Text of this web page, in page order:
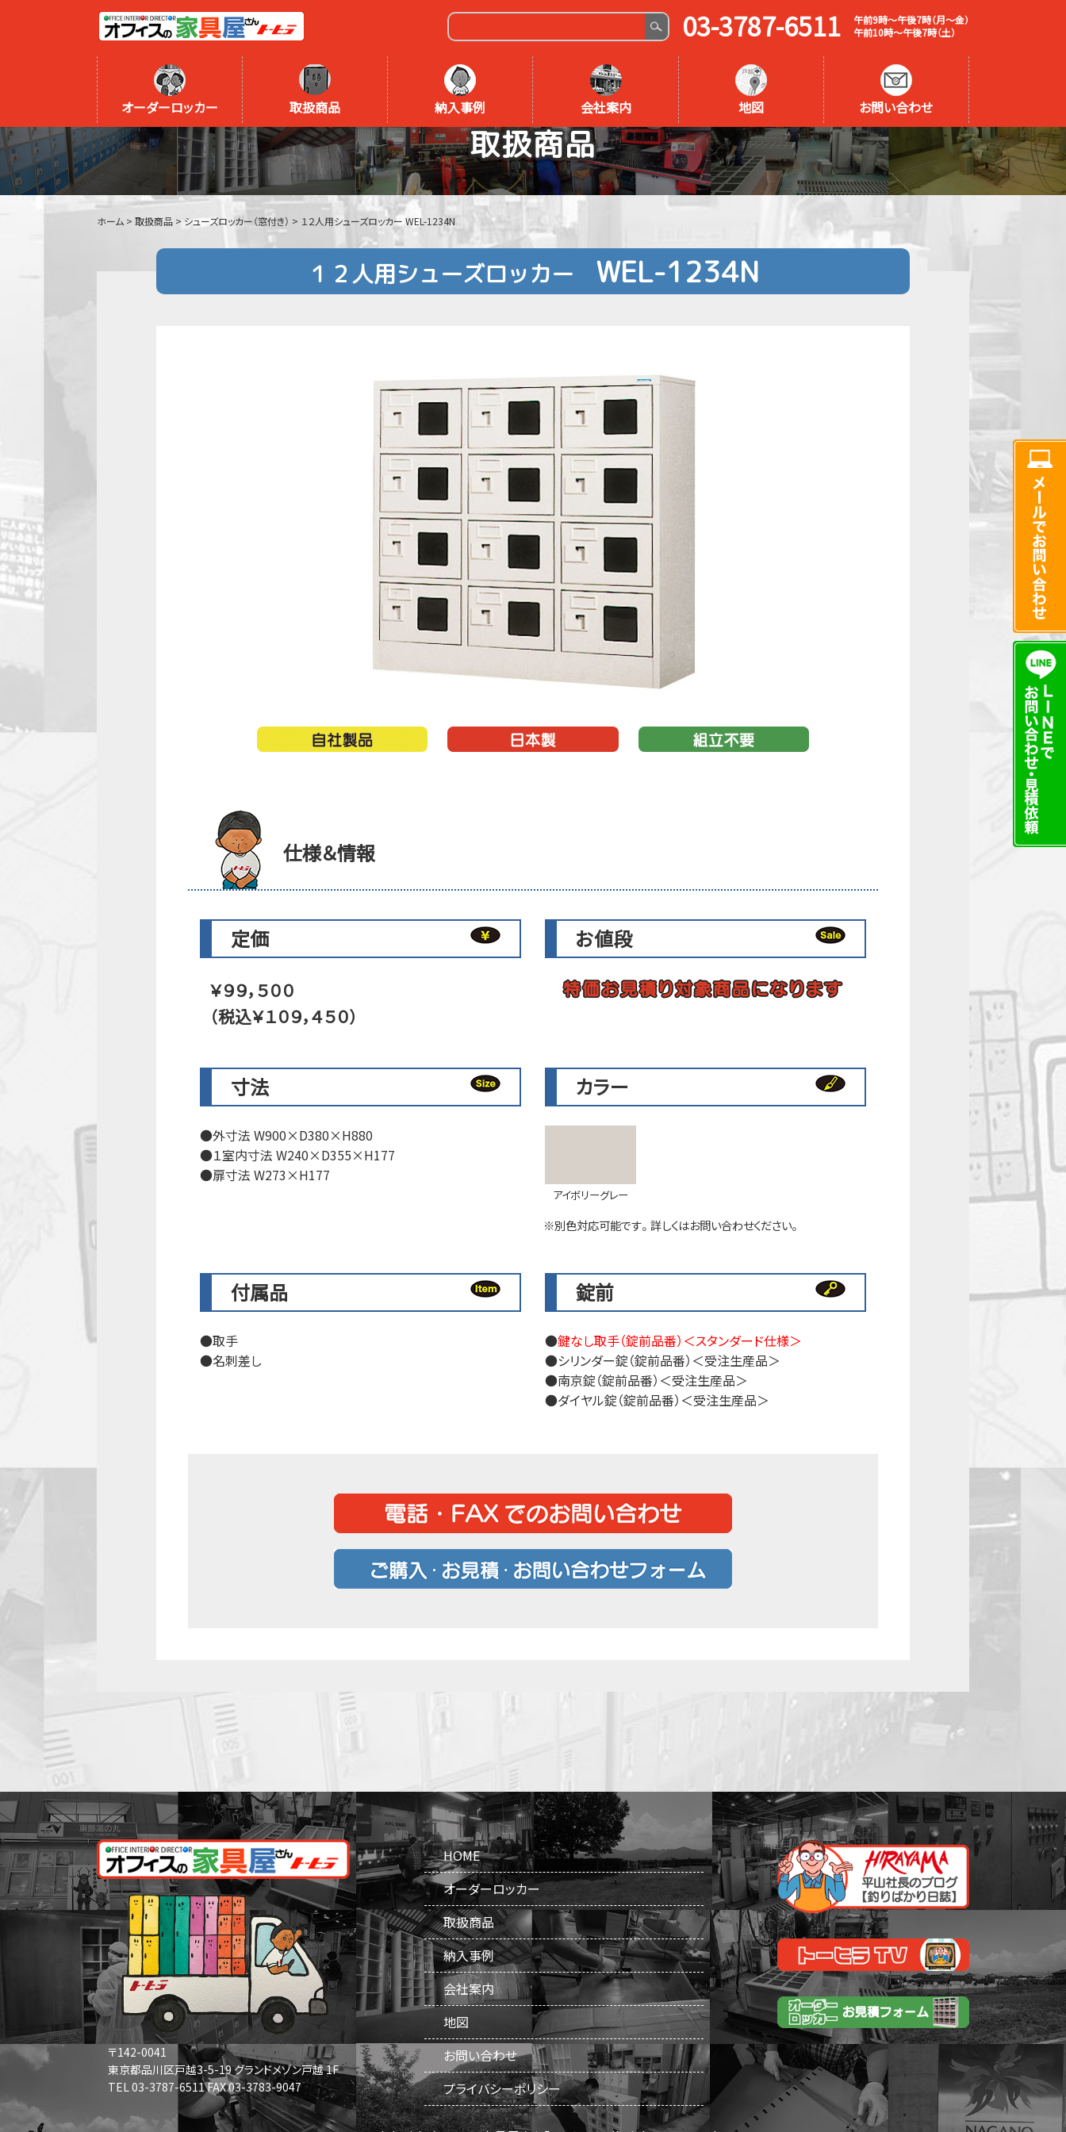
03-3787-6511
午前9時～午後7時（月～金）
午前10時～午後7時（土）
オーダーロッカー 取扱商品 納入事例 会社案内 地図 お問い合わせ
取扱商品
ホーム > 取扱商品 > シューズロッカー（窓付き） > １２人用シューズロッカー WEL-1234N
１２人用シューズロッカー WEL-1234N
仕様＆情報
定価
￥９９，５００
（税込￥１０９，４５０）
お値段
寸法
外寸法 W900×D380×H880
１室内寸法 W240×D355×H177
扉寸法 W273×H177
カラー
アイボリーグレー
※別色対応可能です。詳しくはお問い合わせください。
付属品
取手
名刺差し
錠前
鍵なし取手（錠前品番）＜スタンダード仕様＞
シリンダー錠（錠前品番）＜受注生産品＞
南京錠（錠前品番）＜受注生産品＞
ダイヤル錠（錠前品番）＜受注生産品＞
HOME
オーダーロッカー
取扱商品
納入事例
会社案内
地図
お問い合わせ
プライバシーポリシー
〒142-0041
東京都品川区戸越3-5-19 グランドメゾン戸越 1F
TEL 03-3787-6511 FAX 03-3783-9047